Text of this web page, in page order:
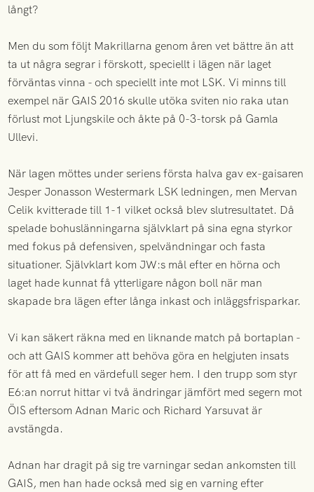
långt?
Men du som följt Makrillarna genom åren vet bättre än att
ta ut några segrar i förskott, speciellt i lägen när laget
förväntas vinna - och speciellt inte mot LSK. Vi minns till
exempel när GAIS 2016 skulle utöka sviten nio raka utan
förlust mot Ljungskile och åkte på 0-3-torsk på Gamla
Ullevi.
När lagen möttes under seriens första halva gav ex-gaisaren
Jesper Jonasson Westermark LSK ledningen, men Mervan
Celik kvitterade till 1-1 vilket också blev slutresultatet. Då
spelade bohuslänningarna självklart på sina egna styrkor
med fokus på defensiven, spelvändningar och fasta
situationer. Självklart kom JW:s mål efter en hörna och
laget hade kunnat få ytterligare någon boll när man
skapade bra lägen efter långa inkast och inläggsfrisparkar.
Vi kan säkert räkna med en liknande match på bortaplan -
och att GAIS kommer att behöva göra en helgjuten insats
för att få med en värdefull seger hem. I den trupp som styr
E6:an norrut hittar vi två ändringar jämfört med segern mot
ÖIS eftersom Adnan Maric och Richard Yarsuvat är
avstängda.
Adnan har dragit på sig tre varningar sedan ankomsten till
GAIS, men han hade också med sig en varning efter